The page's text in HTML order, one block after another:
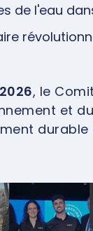
de l'eau
, le
et du
durable